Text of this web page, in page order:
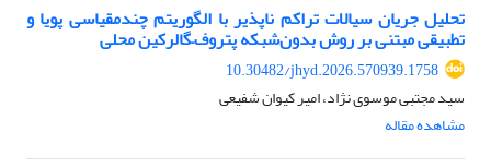
تحلیل جریان سیالات تراکم ناپذیر با الگوریتم چندمقیاسی پویا و
تطبیقی مبتنی بر روش بدون‌شبکه پتروف–گالرکین محلی
10.30482/jhyd.2026.570939.1758
سید مجتبی موسوی نژاد، امیر کیوان شفیعی
مشاهده مقاله